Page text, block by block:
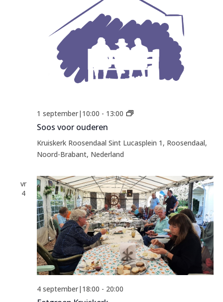
Soos voor ouderen
1 september|10:00 - 13:00
Soos
Kruiskerk Roosendaal Sint Lucasplein 1, Roosendaal,
Noord-Brabant, Nederland
vr
4
4 september|18:00 - 20:00